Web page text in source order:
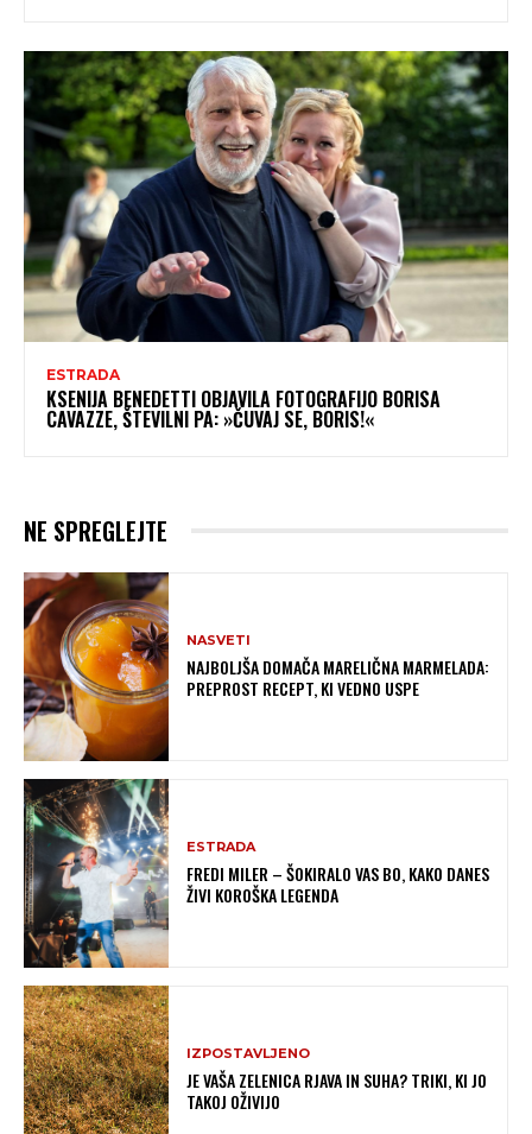
ESTRADA
KSENIJA BENEDETTI OBJAVILA FOTOGRAFIJO BORISA
CAVAZZE, ŠTEVILNI PA: »ČUVAJ SE, BORIS!«
NE SPREGLEJTE
NASVETI
NAJBOLJŠA DOMAČA MARELIČNA MARMELADA:
PREPROST RECEPT, KI VEDNO USPE
ESTRADA
FREDI MILER – ŠOKIRALO VAS BO, KAKO DANES
ŽIVI KOROŠKA LEGENDA
IZPOSTAVLJENO
JE VAŠA ZELENICA RJAVA IN SUHA? TRIKI, KI JO
TAKOJ OŽIVIJO